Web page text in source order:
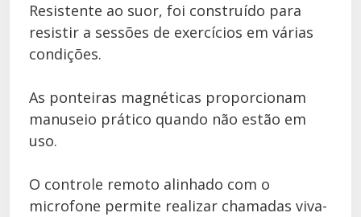
Resistente ao suor, foi construído para
resistir a sessões de exercícios em várias
condições.
As ponteiras magnéticas proporcionam
manuseio prático quando não estão em
uso.
O controle remoto alinhado com o
microfone permite realizar chamadas viva-